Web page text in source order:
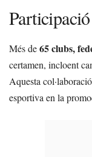
Més de65 clubs,
certamen, incloent
Aquesta
esportiva en la